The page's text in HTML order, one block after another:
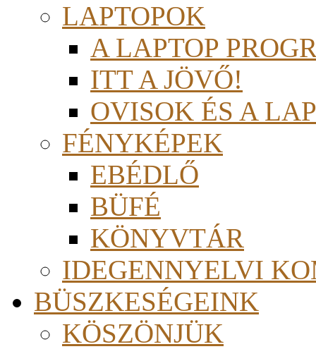
LAPTOPOK
A LAPTOP
ITT A JÖVŐ!
OVISOK ÉS A
FÉNYKÉPEK
EBÉDLŐ
BÜFÉ
KÖNYVTÁR
IDEGENNYELVI
BÜSZKESÉGEINK
KÖSZÖNJÜK